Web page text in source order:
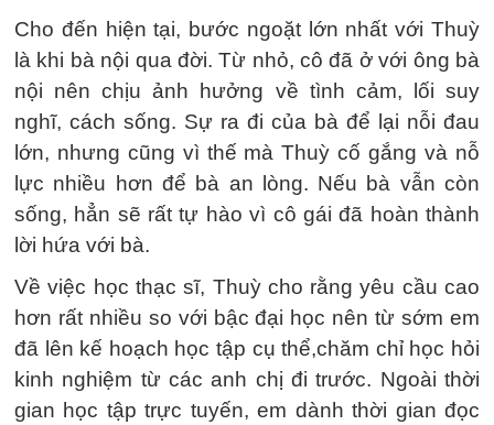
Cho đến hiện tại, bước ngoặt lớn nhất với Thuỳ
là khi bà nội qua đời. Từ nhỏ, cô đã ở với ông bà
nội nên chịu ảnh hưởng về tình cảm, lối suy
nghĩ, cách sống. Sự ra đi của bà để lại nỗi đau
lớn, nhưng cũng vì thế mà Thuỳ cố gắng và nỗ
lực nhiều hơn để bà an lòng. Nếu bà vẫn còn
sống, hẳn sẽ rất tự hào vì cô gái đã hoàn thành
lời hứa với bà.
Về việc học thạc sĩ, Thuỳ cho rằng yêu cầu cao
hơn rất nhiều so với bậc đại học nên từ sớm em
đã lên kế hoạch học tập cụ thể,chăm chỉ học hỏi
kinh nghiệm từ các anh chị đi trước. Ngoài thời
gian học tập trực tuyến, em dành thời gian đọc